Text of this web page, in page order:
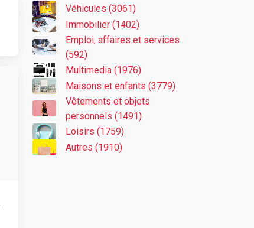
Véhicules (3061)
Immobilier (1402)
Emploi, affaires et services
(592)
Multimedia (1976)
Maisons et enfants (3779)
Vêtements et objets
personnels (1491)
Loisirs (1759)
Autres (1910)